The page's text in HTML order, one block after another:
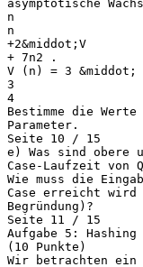
asymptotische
n
n
+2&middot;V
+ 7n2 .
V (n) = 3 &middot;
3
4
Bestimme die
Parameter.
Seite 10 / 15
e) Was sind obere
Case-Laufzeit von
Wie muss die
Case erreicht wird
Begründung)?
Seite 11 / 15
Aufgabe 5: Hashing
(10 Punkte)
Wir betrachten ein